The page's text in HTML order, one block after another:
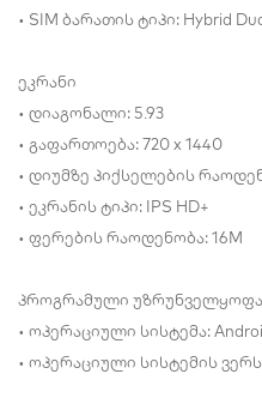
• SIM ბარათის ტიპი: Hybrid
ეკრანი
• დიაგონალი: 5.93
• გაფართოება: 720 x 1440
• დიუმზე პიქსელების
• ეკრანის ტიპი: IPS HD+
• ფერების რაოდენობა: 16M
პროგრამული უზრუნველყოფა
• ოპერაციული სისტემა:
• ოპერაციული სისტემის